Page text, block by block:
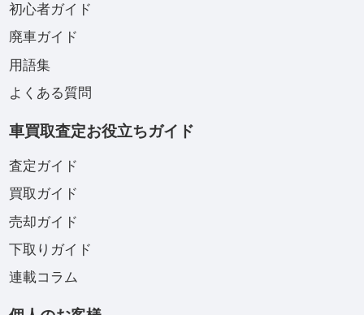
初心者ガイド
廃車ガイド
用語集
よくある質問
車買取査定お役立ちガイド
査定ガイド
買取ガイド
売却ガイド
下取りガイド
連載コラム